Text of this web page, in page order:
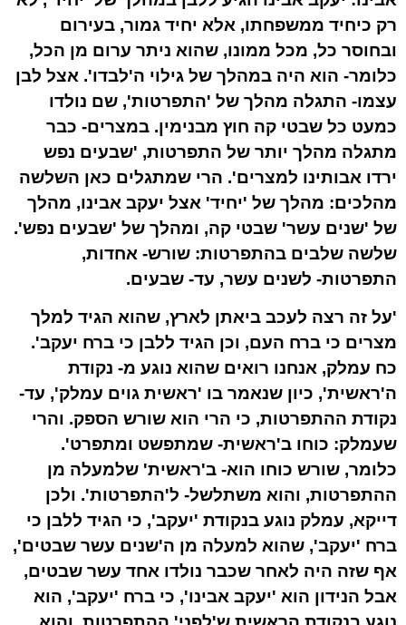
רק כיחיד ממשפחתו, אלא יחיד גמור, בעירום
ובחוסר כל, מכל ממונו, שהוא ניתר ערום מן הכל,
כלומר- הוא היה במהלך של גילוי ה'לבדו'. אצל לבן
עצמו- התגלה מהלך של 'התפרטות', שם נולדו
כמעט כל שבטי קה חוץ מבנימין. במצרים- כבר
מתגלה מהלך יותר של התפרטות, 'שבעים נפש
ירדו אבותינו למצרים'. הרי שמתגלים כאן השלשה
מהלכים: מהלך של 'יחיד' אצל יעקב אבינו, מהלך
של 'שנים עשר' שבטי קה, ומהלך של 'שבעים נפש'.
שלשה שלבים בהתפרטות: שורש- אחדות,
התפרטות- לשנים עשר, עד- שבעים.
'על זה רצה לעכב ביאתן לארץ, שהוא הגיד למלך
מצרים כי ברח העם, וכן הגיד ללבן כי ברח יעקב'.
כח עמלק, אנחנו רואים שהוא נוגע מ- נקודת
ה'ראשית', כיון שנאמר בו 'ראשית גוים עמלק', עד-
נקודת ההתפרטות, כי הרי הוא שורש הספק. והרי
שעמלק: כוחו ב'ראשית- שמתפשט ומתפרט'.
כלומר, שורש כוחו הוא- ב'ראשית' שלמעלה מן
ההתפרטות, והוא משתלשל- ל'התפרטות'. ולכן
דייקא, עמלק נוגע בנקודת 'יעקב', כי הגיד ללבן כי
ברח 'יעקב', שהוא למעלה מן ה'שנים עשר שבטים',
אף שזה היה לאחר שכבר נולדו אחד עשר שבטים,
אבל הנידון הוא 'יעקב אבינו', כי ברח 'יעקב', הוא